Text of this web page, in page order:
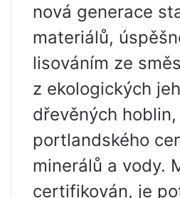
nová generace
materiálů,
lisováním ze
z ekologických
dřevěných hoblin,
portlandského
minerálů a vody.
certifikován, je